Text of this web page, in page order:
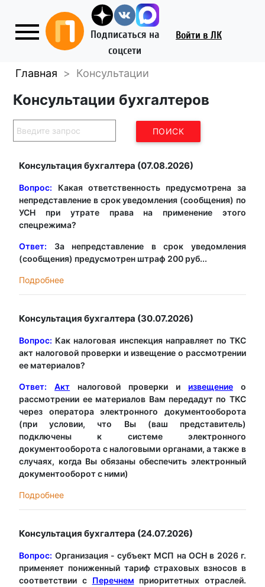
Подписаться на
соцсети
Войти в ЛК
Главная > Консультации
Консультации бухгалтеров
Консультация бухгалтера (07.08.2026)
Вопрос: Какая ответственность предусмотрена за
непредставление в срок уведомления (сообщения) по
УСН при утрате права на применение этого
спецрежима?
Ответ: За непредставление в срок уведомления
(сообщения) предусмотрен штраф 200 руб...
Подробнее
Консультация бухгалтера (30.07.2026)
Вопрос: Как налоговая инспекция направляет по ТКС
акт налоговой проверки и извещение о рассмотрении
ее материалов?
Ответ: Акт налоговой проверки и извещениео
рассмотрении ее материалов Вам передадут по ТКС
через оператора электронного документооборота
(при условии, что Вы (ваш представитель)
подключены к системе электронного
документооборота с налоговыми органами, а также в
случаях, когда Вы обязаны обеспечить электронный
документооборот с ними)
Подробнее
Консультация бухгалтера (24.07.2026)
Вопрос: Организация - субъект МСП на ОСН в 2026 г.
применяет пониженный тариф страховых взносов в
соответствии с Перечнем приоритетных отраслей.